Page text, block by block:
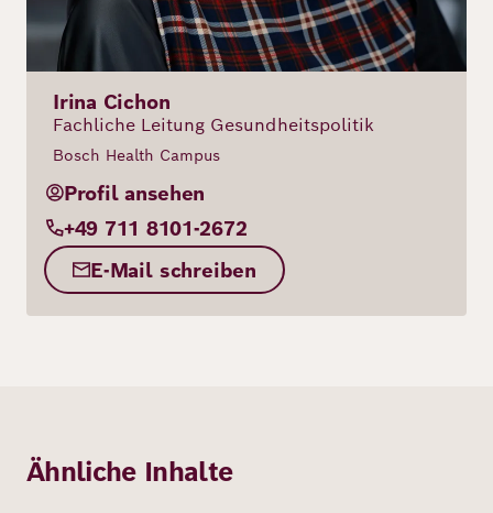
Irina Cichon
Fachliche Leitung Gesundheitspolitik
Bosch Health Campus
Profil ansehen
+49 711 8101-2672
E-Mail schreiben
Ähnliche Inhalte